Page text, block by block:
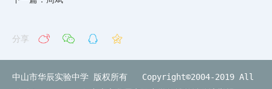
分享
中山市华辰实验中学 版权所有 Copyright©2004-2019 All